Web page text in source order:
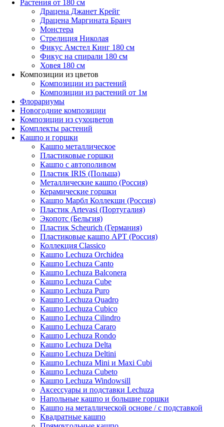
Растения от 180 см
Драцена Джанет Крейг
Драцена Маргината Бранч
Монстера
Стрелиция Николая
Фикус Амстел Кинг 180 см
Фикус на спирали 180 см
Ховея 180 см
Композиции из цветов
Композиции из растений
Композиции из растений от 1м
Флорариумы
Новогодние композиции
Композиции из сухоцветов
Комплекты растений
Кашпо и горшки
Кашпо металлическое
Пластиковые горшки
Кашпо с автополивом
Пластик IRIS (Польша)
Металлические кашпо (Россия)
Керамические горшки
Кашпо Марбл Коллекшн (Россия)
Пластик Artevasi (Португалия)
Экопотс (Бельгия)
Пластик Scheurich (Германия)
Пластиковые кашпо АРТ (Россия)
Коллекция Classico
Кашпо Lechuza Orchidea
Кашпо Lechuza Canto
Кашпо Lechuza Balconera
Кашпо Lechuza Cube
Кашпо Lechuza Puro
Кашпо Lechuza Quadro
Кашпо Lechuza Cubico
Кашпо Lechuza Cilindro
Кашпо Lechuza Cararo
Кашпо Lechuza Rondo
Кашпо Lechuza Delta
Кашпо Lechuza Deltini
Кашпо Lechuza Mini и Maxi Cubi
Кашпо Lechuza Cubeto
Кашпо Lechuza Windowsill
Аксессуары и подставки Lechuza
Напольные кашпо и большие горшки
Кашпо на металлической основе / с подставкой
Квадратные кашпо